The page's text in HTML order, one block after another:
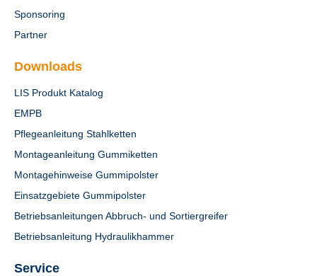
Sponsoring
Partner
Downloads
LIS Produkt Katalog
EMPB
Pflegeanleitung Stahlketten
Montageanleitung Gummiketten
Montagehinweise Gummipolster
Einsatzgebiete Gummipolster
Betriebsanleitungen Abbruch- und Sortiergreifer
Betriebsanleitung Hydraulikhammer
Service